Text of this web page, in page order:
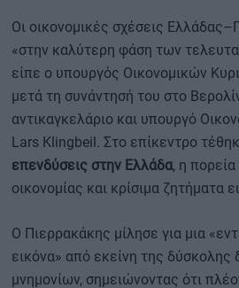
Οι οικονομικές σχέσεις
«στην καλύτερη φάση των
είπε ο υπουργός Οικονομικών
μετά τη συνάντησή του στο
αντικαγκελάριο και υπουργό
Lars Klingbeil. Στο επίκεντρο
επενδύσεις στην Ελλάδα, η
οικονομίας και κρίσιμα ζητήματα
Ο Πιερρακάκης μίλησε για μια
εικόνα» από εκείνη της δύσκολης
μνημονίων, σημειώνοντας ότι